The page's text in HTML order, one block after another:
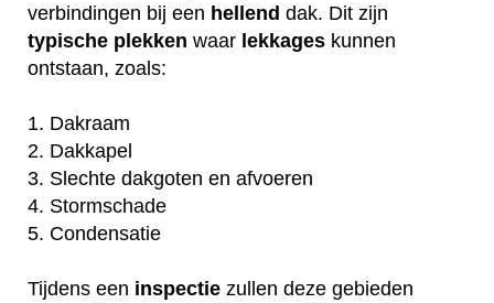
verbindingen bij een hellend dak. Dit zijn
typische plekken waar lekkages kunnen
ontstaan, zoals:
1. Dakraam
2. Dakkapel
3. Slechte dakgoten en afvoeren
4. Stormschade
5. Condensatie
Tijdens een inspectie zullen deze gebieden